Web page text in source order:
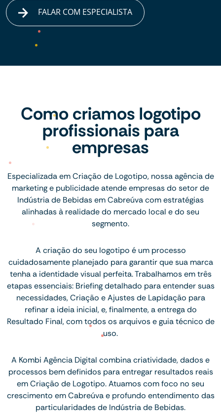
FALAR COM ESPECIALISTA
Como criamos logotipo
profissionais para
empresas
Especializada em Criação de Logotipo, nossa agência de
marketing e publicidade atende empresas do setor de
Indústria de Bebidas em Cabreúva com estratégias
alinhadas à realidade do mercado local e do seu
segmento.
A criação do seu logotipo é um processo
cuidadosamente planejado para garantir que sua marca
tenha a identidade visual perfeita. Trabalhamos em três
etapas essenciais: Briefing detalhado para entender suas
necessidades, Criação e Ajustes de Lapidação para
refinar a ideia inicial, e, finalmente, a entrega do
Resultado Final, com todos os arquivos e guia técnico de
uso.
A Kombi Agência Digital combina criatividade, dados e
processos bem definidos para entregar resultados reais
em Criação de Logotipo. Atuamos com foco no seu
crescimento em Cabreúva e profundo entendimento das
particularidades de Indústria de Bebidas.